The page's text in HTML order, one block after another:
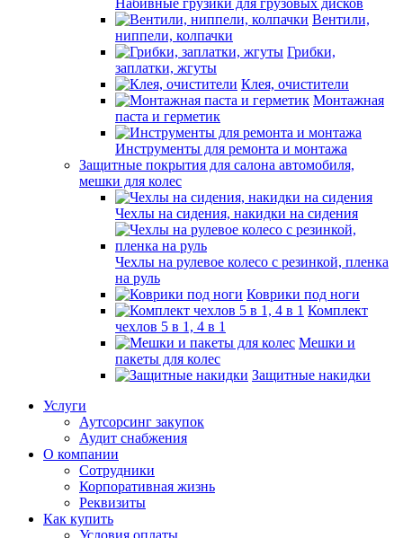
Набивные грузики для грузовых дисков
Вентили,
ниппели, колпачки
Грибки,
заплатки, жгуты
Клея, очистители
Монтажная
паста и герметик
Инструменты для ремонта и монтажа
Защитные покрытия для салона автомобиля,
мешки для колес
Чехлы на сидения, накидки на сидения
Чехлы на рулевое колесо с резинкой, пленка
на руль
Коврики под ноги
Комплект
чехлов 5 в 1, 4 в 1
Мешки и
пакеты для колес
Защитные накидки
Услуги
Аутсорсинг закупок
Аудит снабжения
О компании
Сотрудники
Корпоративная жизнь
Реквизиты
Как купить
Условия оплаты